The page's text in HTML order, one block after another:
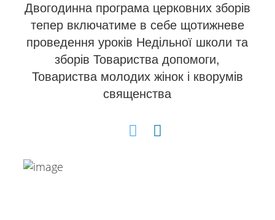
Двогодинна програма церковних зборів
тепер включатиме в себе щотижневе
проведення уроків Недільної школи та
зборів Товариства допомоги,
Товариства молодих жінок і кворумів
священства